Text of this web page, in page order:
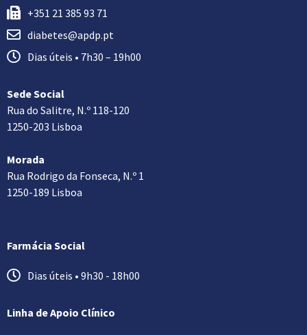
+351 21 385 93 71
diabetes@apdp.pt
Dias úteis • 7h30 – 19h00
Sede Social
Rua do Salitre, N.º 118-120
1250-203 Lisboa
Morada
Rua Rodrigo da Fonseca, N.º 1
1250-189 Lisboa
Farmácia Social
Dias úteis • 9h30 - 18h00
Linha de Apoio Clínico